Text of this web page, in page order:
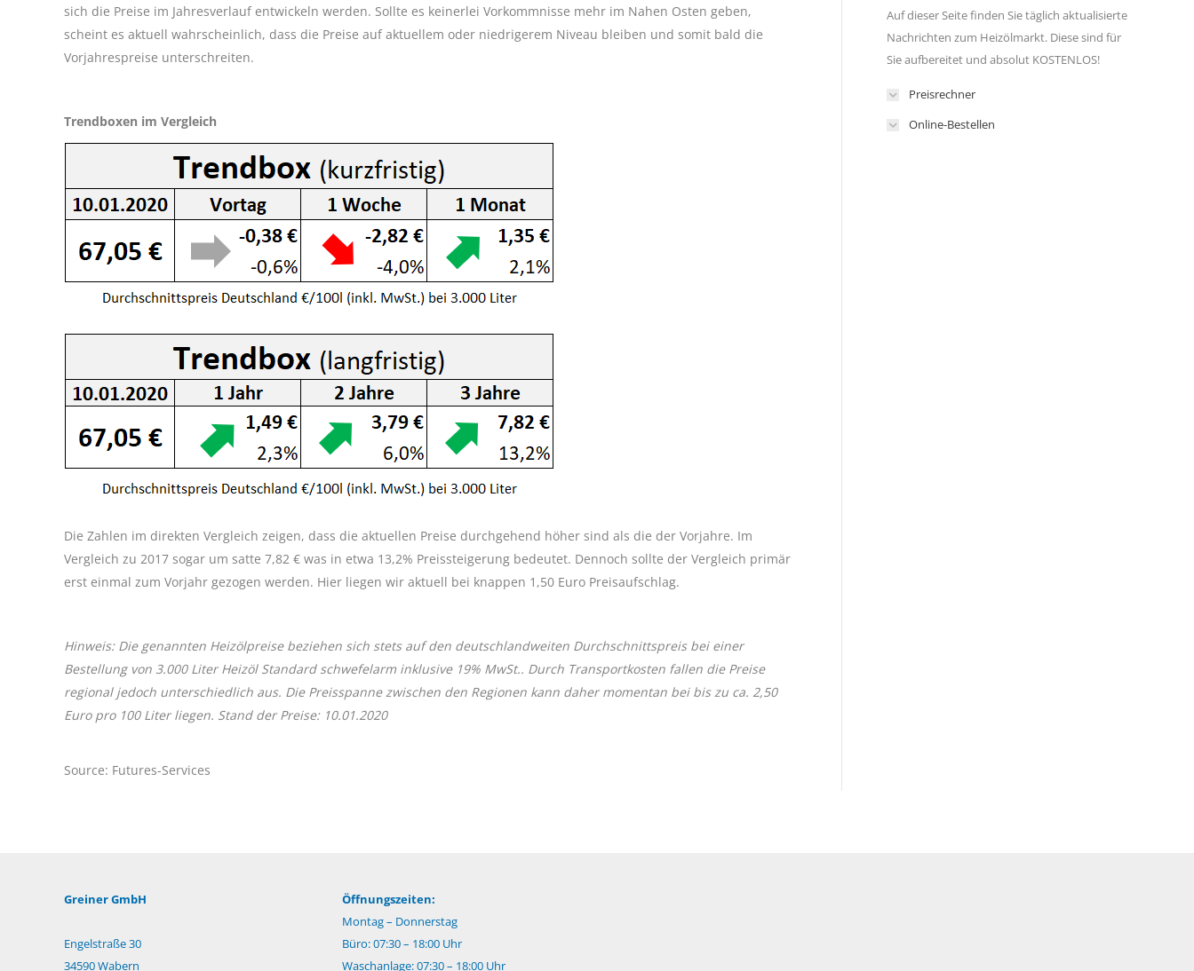
sich die Preise im Jahresverlauf entwickeln werden. Sollte es keinerlei Vorkommnisse mehr im Nahen Osten geben,
scheint es aktuell wahrscheinlich, dass die Preise auf aktuellem oder niedrigerem Niveau bleiben und somit bald die
Vorjahrespreise unterschreiten.
Trendboxen im Vergleich
Die Zahlen im direkten Vergleich zeigen, dass die aktuellen Preise durchgehend höher sind als die der Vorjahre. Im
Vergleich zu 2017 sogar um satte 7,82 € was in etwa 13,2% Preissteigerung bedeutet. Dennoch sollte der Vergleich primär
erst einmal zum Vorjahr gezogen werden. Hier liegen wir aktuell bei knappen 1,50 Euro Preisaufschlag.
Hinweis: Die genannten Heizölpreise beziehen sich stets auf den deutschlandweiten Durchschnittspreis bei einer
Bestellung von 3.000 Liter Heizöl Standard schwefelarm inklusive 19% MwSt.. Durch Transportkosten fallen die Preise
regional jedoch unterschiedlich aus. Die Preisspanne zwischen den Regionen kann daher momentan bei bis zu ca. 2,50
Euro pro 100 Liter liegen. Stand der Preise: 10.01.2020
Source: Futures-Services
Auf dieser Seite finden Sie täglich aktualisierte
Nachrichten zum Heizölmarkt. Diese sind für
Sie aufbereitet und absolut KOSTENLOS!
Preisrechner
Online-Bestellen
Greiner GmbH
Engelstraße 30
34590 Wabern
Öffnungszeiten:
Montag – Donnerstag
Büro: 07:30 – 18:00 Uhr
Waschanlage: 07:30 – 18:00 Uhr